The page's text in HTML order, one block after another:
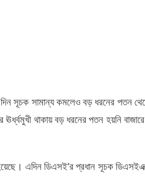
সূচক সামান্য কমলেও বড় ধরনের পতন
থাকায় বড় ধরনের পতন হয়নি
এদিন ডিএসই’র প্রধান সূচক